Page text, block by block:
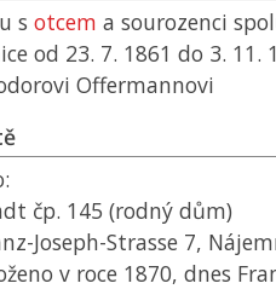
s otcem a sourozenci
od 23. 7. 1861 do 3.
Offermannovi
čp. 145 (rodný dům)
Joseph-Strasse 7,
v roce 1870, dnes